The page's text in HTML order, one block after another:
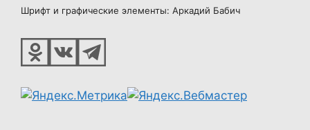
Шрифт и графические элементы: Аркадий Бабич